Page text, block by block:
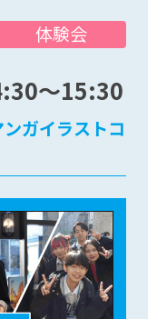
体験会
〜15:30
ガイラストコ